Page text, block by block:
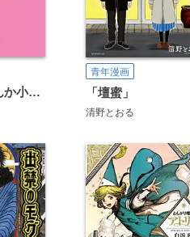
ちいかわ なんか小さくてかわいいやつ
青年漫画
「壇蜜」
清野とおる